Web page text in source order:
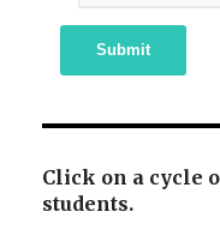
Submit
Click on a cycle
students.